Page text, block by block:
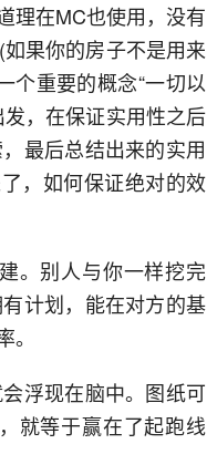
理在MC也使用，没有
果你的房子不是用来
个重要的概念“一切以
，在保证实用性之后
最后总结出来的实用
，如何保证绝对的效
。别人与你一样挖完
计划，能在对方的基
浮现在脑中。图纸可
就等于赢在了起跑线